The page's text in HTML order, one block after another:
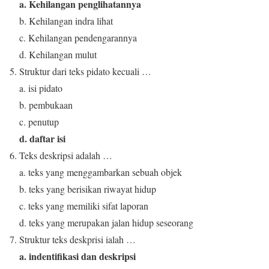
a. Kehilangan penglihatannya
b. Kehilangan indra lihat
c. Kehilangan pendengarannya
d. Kehilangan mulut
Struktur dari teks pidato kecuali …
a. isi pidato
b. pembukaan
c. penutup
d. daftar isi
Teks deskripsi adalah …
a. teks yang menggambarkan sebuah objek
b. teks yang berisikan riwayat hidup
c. teks yang memiliki sifat laporan
d. teks yang merupakan jalan hidup seseorang
Struktur teks deskprisi ialah …
a. indentifikasi dan deskripsi